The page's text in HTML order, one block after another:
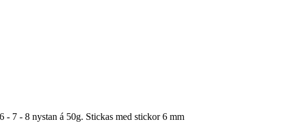
7 - 8 nystan á 50g. Stickas med stickor 6 mm